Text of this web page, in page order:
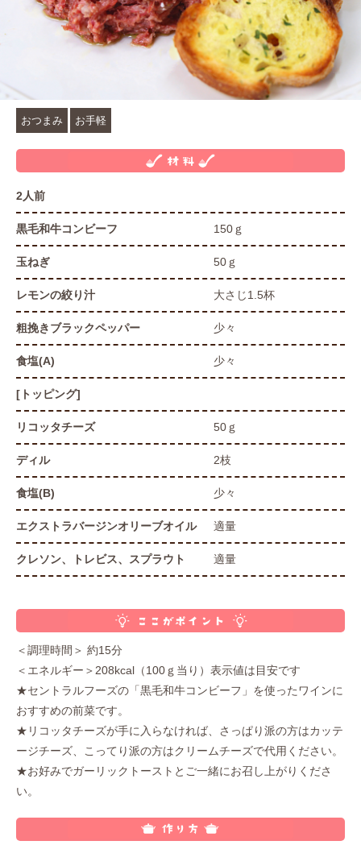
おつまみ お手軽
2人前
黒毛和牛コンビーフ 150ｇ
玉ねぎ 50ｇ
レモンの絞り汁 大さじ1.5杯
粗挽きブラックペッパー 少々
食塩(A) 少々
[トッピング]
リコッタチーズ 50ｇ
ディル 2枝
食塩(B) 少々
エクストラバージンオリーブオイル 適量
クレソン、トレビス、スプラウト 適量
＜調理時間＞ 約15分
＜エネルギー＞208kcal（100ｇ当り）表示値は目安です
★セントラルフーズの「黒毛和牛コンビーフ」を使ったワインに
おすすめの前菜です。
★リコッタチーズが手に入らなければ、さっぱり派の方はカッテ
ージチーズ、こってり派の方はクリームチーズで代用ください。
★お好みでガーリックトーストとご一緒にお召し上がりくださ
い。